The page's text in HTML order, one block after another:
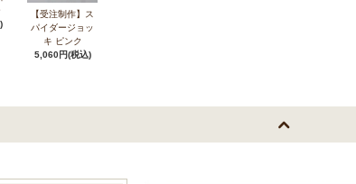
【受注制作】ス
パイダージョッ
キ ピンク
5,060円(税込)